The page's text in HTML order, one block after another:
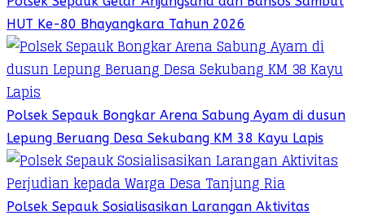
HUT Ke-80 Bhayangkara Tahun 2026
Polsek Sepauk Bongkar Arena Sabung Ayam di dusun
Lepung Beruang Desa Sekubang KM 38 Kayu Lapis
Polsek Sepauk Sosialisasikan Larangan Aktivitas